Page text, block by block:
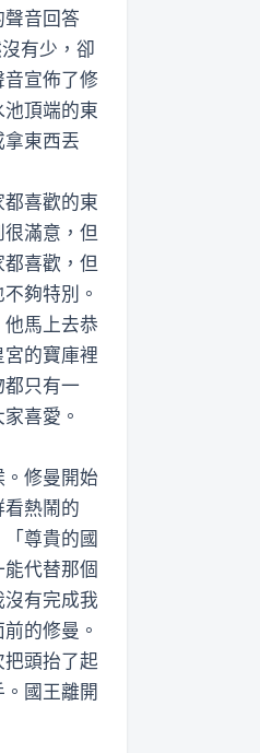
音回答
有少，卻
宣佈了修
頂端的東
東西丟
喜歡的東
滿意，但
喜歡，但
夠特別。
馬上去恭
的寶庫裡
只有一
喜愛。
修曼開始
熱鬧的
尊貴的國
代替那個
沒有完成我
的修曼。
頭抬了起
國王離開